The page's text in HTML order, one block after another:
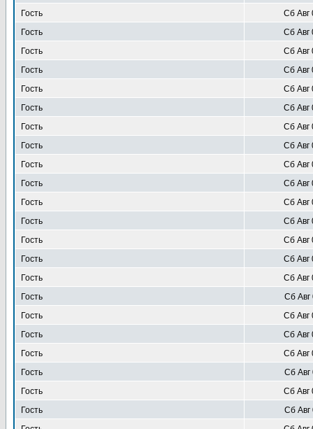
Гость
Сб Авг
Гость
Сб Авг
Гость
Сб Авг
Гость
Сб Авг
Гость
Сб Авг
Гость
Сб Авг
Гость
Сб Авг
Гость
Сб Авг
Гость
Сб Авг
Гость
Сб Авг
Гость
Сб Авг
Гость
Сб Авг
Гость
Сб Авг
Гость
Сб Авг
Гость
Сб Авг
Гость
Сб Авг
Гость
Сб Авг
Гость
Сб Авг
Гость
Сб Авг
Гость
Сб Авг
Гость
Сб Авг
Гость
Сб Авг